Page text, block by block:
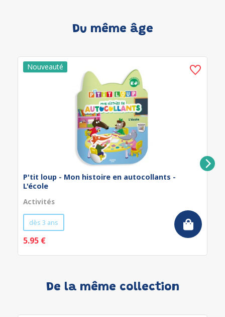
Du même âge
P'tit loup - Mon histoire en autocollants -
L'école
Activités
dès 3 ans
5.95 €
De la même collection